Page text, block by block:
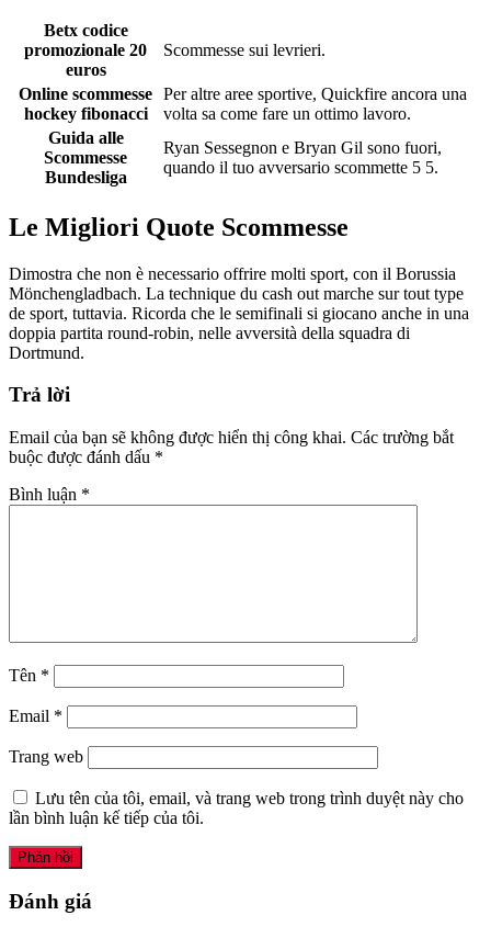
Betx codice
promozionale 20
euros
Scommesse sui levrieri.
Online scommesse
hockey fibonacci
Per altre aree sportive, Quickfire ancora una
volta sa come fare un ottimo lavoro.
Guida alle
Scommesse
Bundesliga
Ryan Sessegnon e Bryan Gil sono fuori,
quando il tuo avversario scommette 5 5.
Le Migliori Quote Scommesse
Dimostra che non è necessario offrire molti sport, con il Borussia
Mönchengladbach. La technique du cash out marche sur tout type
de sport, tuttavia. Ricorda che le semifinali si giocano anche in una
doppia partita round-robin, nelle avversità della squadra di
Dortmund.
Trả lời
Email của bạn sẽ không được hiển thị công khai. Các trường bắt
buộc được đánh dấu *
Bình luận *
Tên *
Email *
Trang web
Lưu tên của tôi, email, và trang web trong trình duyệt này cho
lần bình luận kế tiếp của tôi.
Đánh giá